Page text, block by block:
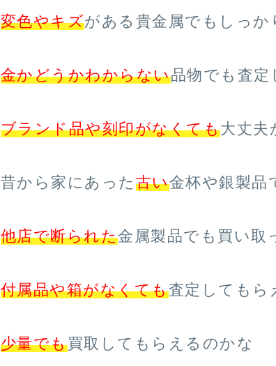
変色やキズがある貴金属でもしっか
金かどうかわからない品物でも査
ブランド品や刻印がなくても大丈夫
昔から家にあった 古い金杯や銀製品
他店で断られた金属製品でも買い取
付属品や箱がなくても査定してもら
少量でも買取してもらえるのかな